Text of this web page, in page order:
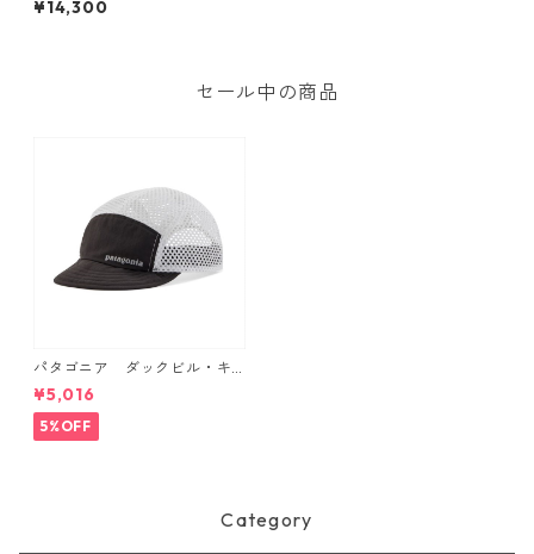
ー Caper Green) Patagonia
¥14,300
セール中の商品
パタゴニア ダックビル・キ
ャップ （カラー Black） Pat
agonia Duckbill Cap 日本正
¥5,016
5%OFF
Category